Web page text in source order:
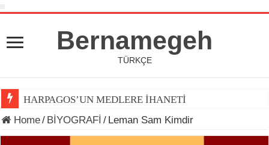
Bernamegeh
TÜRKÇE
HARPAGOS’UN MEDLERE İHANETİ
Home/ BİYOGRAFİ / Leman Sam Kimdir